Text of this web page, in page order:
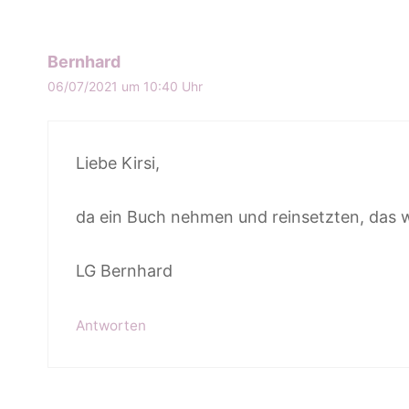
Bernhard
06/07/2021 um 10:40 Uhr
Liebe Kirsi,
da ein Buch nehmen und reinsetzten, das
LG Bernhard
Antworten